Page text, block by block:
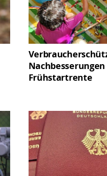
Frühstartrente